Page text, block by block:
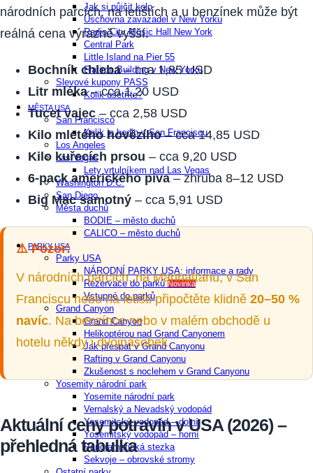
Jak si půjčit kolo
Úschovna zavazadel v New Yorku
Radio City Music Hall New York
Central Park
Little Island na Pier 55
Flatiron Building v New Yorku
Slevové kupony PASS
Kolik ušetříte?
MĚSTA USA
San Francisco
Kolik je hodin v San Franciscu
Los Angeles
Las Vegas
Lety vrtulníkem nad Las Vegas
Washington D.C.
San Diego​
Města duchů
BODIE – město duchů
CALICO – město duchů
PARKY USA
Parky USA
NÁRODNÍ PARKY USA: informace a rady
Rezervace do parkůNovinka
Vstupné do parků
Grand Canyon
Grand Canyon
Helikoptérou nad Grand Canyonem
Jak přespat v Grand Canyonu
Rafting v Grand Canyonu
Zkušenost s noclehem v Grand Canyonu
Yosemity národní park
Yosemite národní park
Vernalský a Nevadský vodopád
Yosemitský vodopád – dolní
Yosemitský vodopád – horní
Panoramatická stezka
Sekvoje – obrovské stromy
národních parcích, na letištích a u benzínek může být
reálná cena výrazně vyšší.
Bochník chleba– cca 1,85 USD
Litr mléka– cca 1,20 USD
Tucet vajec– cca 2,58 USD
Kilo mletého hovězího– cca 14,85 USD
Kilo kuřecích prsou – cca 9,20 USD
6-pack amerického piva– zhruba 8–12 USD
Big Mac samotný – cca 5,91 USD
⚠️Pozor:
V národních parcích, na Manhattanu, v San
Franciscu nebo na letišti připočtěte klidně 20–50 %
navíc. Na benzínce nebo v malém obchodě u
hotelu někdy i dvojnásobek.
Aktuální ceny potravin v USA (2026) –
přehledná tabulka